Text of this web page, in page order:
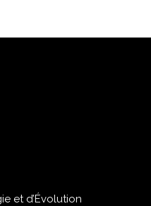
et d’Évolution